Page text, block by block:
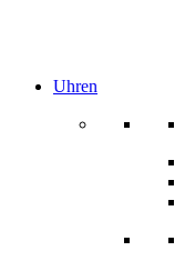
Uhren